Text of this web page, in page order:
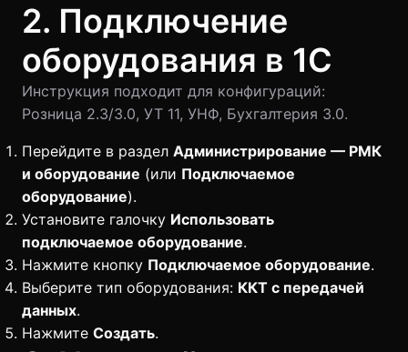
2. Подключение
оборудования в 1С
Инструкция подходит для конфигураций:
Розница 2.3/3.0, УТ 11, УНФ, Бухгалтерия 3.0.
Перейдите в раздел Администрирование — РМК
и оборудование (или Подключаемое
оборудование).
Установите галочку Использовать
подключаемое оборудование.
Нажмите кнопку Подключаемое оборудование.
Выберите тип оборудования: ККТ с передачей
данных.
Нажмите Создать.